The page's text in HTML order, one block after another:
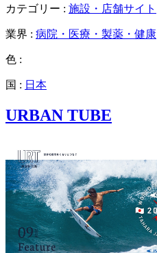
カテゴリー : 施設・店舗サイト
業界 : 病院・医療・製薬・健康
色 :
国 : 日本
URBAN TUBE